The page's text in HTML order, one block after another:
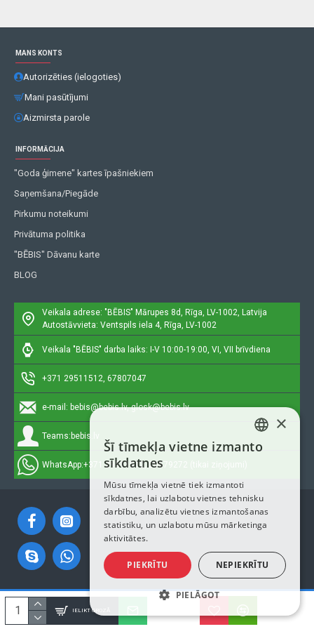
IELIKT GROZĀ
MANS KONTS
Autorizēties (ielogoties)
Mani pasūtījumi
Aizmirsta parole
INFORMĀCIJA
"Goda ģimene" kartes īpašniekiem
Saņemšana/Piegāde
Pirkumu noteikumi
Privātuma politika
"BĒBIS" Dāvanu karte
BLOG
Veikala adrese: "BĒBIS" Mārupes 8d, Rīga, LV-1002, Latvija
Autostāvvieta: Ventspils iela 4, Rīga, LV-1002
Veikala "BĒBIS" darba laiks: I-V 10:00-19:00, VI, VII brīvdiena
+371 29511512, 67807047
e-mail: bebis@bebis.lv, glosk@bebis.lv
Teams: bebis.lv
WhatsApp:+371 29511512, 20579272 (tikai ziņojumi)
Autortiesības © 2023, Bebis.lv, Visas tiesības aizsargātas
LATVIAN
ENGLISH
×
Šī tīmekļa vietne izmanto
sīkdatnes
Mūsu tīmekļa vietnē tiek izmantoti
sīkdatnes, lai uzlabotu vietnes tehnisku
darbību, analizētu vietnes izmantošanas
statistiku, un uzlabotu mūsu mārketinga
aktivitātes.
PIEKRĪTU NEPIEKRĪTU
PIELĀGOT